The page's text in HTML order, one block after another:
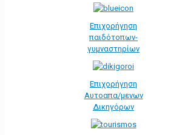
Επιχορήγηση
παιδότοπων-
γυμναστηρίων
Επιχορήγηση
Αυτοαπα/μενων
Δικηγόρων